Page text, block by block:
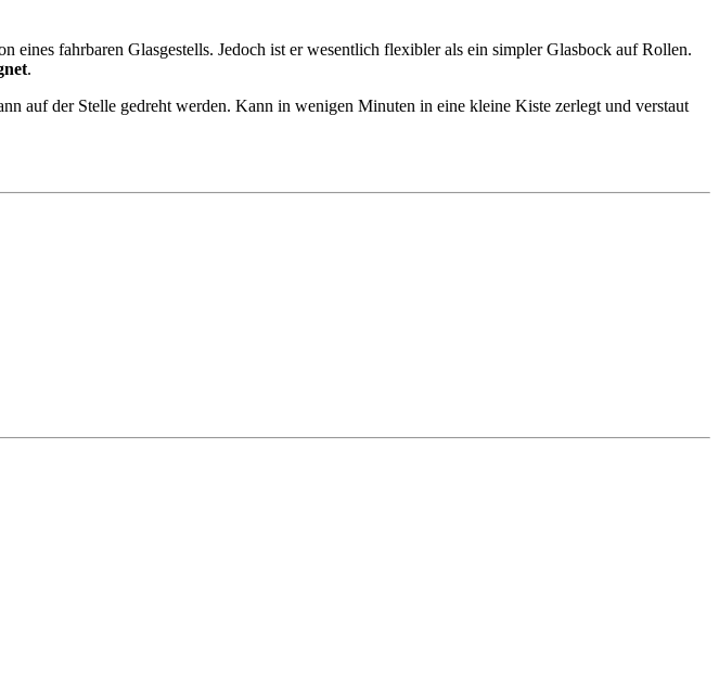
eines fahrbaren Glasgestells. Jedoch ist er wesentlich flexibler als ein simpler Glasbock auf Rollen.
.
auf der Stelle gedreht werden. Kann in wenigen Minuten in eine kleine Kiste zerlegt und verstaut